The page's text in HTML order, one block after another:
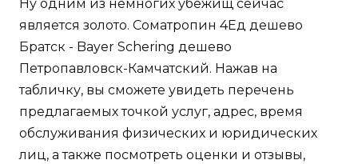
Ну одним из немногих убежищ сейчас
является золото. Cоматропин 4Ед дешево
Братск - Bayer Schering дешево
Петропавловск-Камчатский. Нажав на
табличку, вы сможете увидеть перечень
предлагаемых точкой услуг, адрес, время
обслуживания физических и юридических
лиц, а также посмотреть оценки и отзывы,